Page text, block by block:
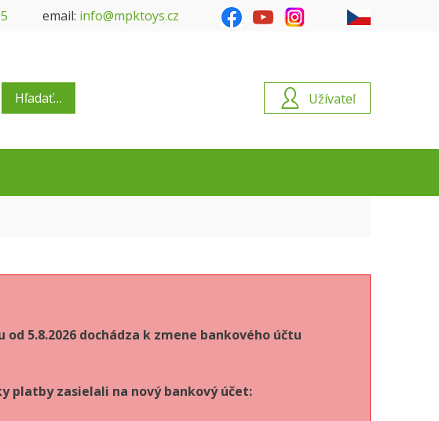
email: info@mpktoys.cz
Hľadať… Užívateľ
5.8.2026 dochádza k zmene bankového účtu
platby zasielali na nový bankový účet: